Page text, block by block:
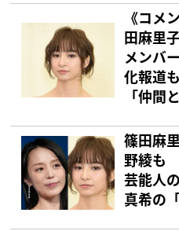
《コメ
田麻里
メンバ
化報道
「仲間
篠田麻
野綾も
芸能人
真希の